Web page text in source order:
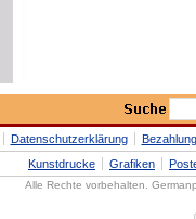
Datenschutzerklärung Bezahlung
Kunstdrucke
Grafiken
Alle Rechte vorbehalten.